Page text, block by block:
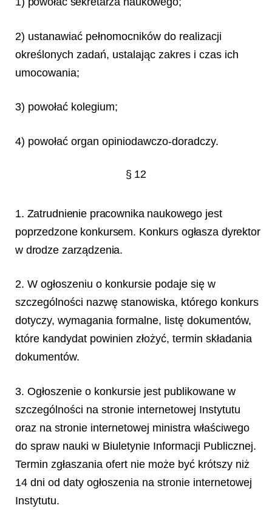
2) ustanawiać pełnomocników do realizacji
określonych zadań, ustalając zakres i czas ich
umocowania;
3) powołać kolegium;
4) powołać organ opiniodawczo-doradczy.
§ 12
1. Zatrudnienie pracownika naukowego jest
poprzedzone konkursem. Konkurs ogłasza dyrektor
w drodze zarządzenia.
2. W ogłoszeniu o konkursie podaje się w
szczególności nazwę stanowiska, którego konkurs
dotyczy, wymagania formalne, listę dokumentów,
które kandydat powinien złożyć, termin składania
dokumentów.
3. Ogłoszenie o konkursie jest publikowane w
szczególności na stronie internetowej Instytutu
oraz na stronie internetowej ministra właściwego
do spraw nauki w Biuletynie Informacji Publicznej.
Termin zgłaszania ofert nie może być krótszy niż
14 dni od daty ogłoszenia na stronie internetowej
Instytutu.